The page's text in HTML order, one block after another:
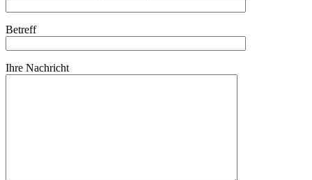
Betreff
Ihre Nachricht